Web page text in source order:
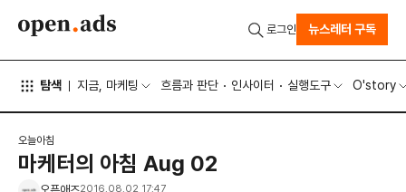
탐색 지금, 마케팅 흐름과 판단 인사이터 실행도구 O'story
로그인 뉴스레터 구독
오늘아침
마케터의 아침 Aug 02
2016.08.02 17:47